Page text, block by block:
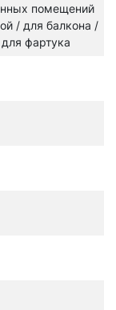
помещений
/ для балкона /
фартука